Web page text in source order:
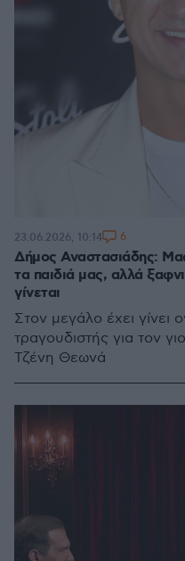
Δήμος Αναστασιάδης:
τα παιδιά μας, αλλά
γίνεται
Στον μεγάλο έχει γίνει
τραγουδιστής για τον
Τζένη Θεωνά
23.06.2026, 10:14 6